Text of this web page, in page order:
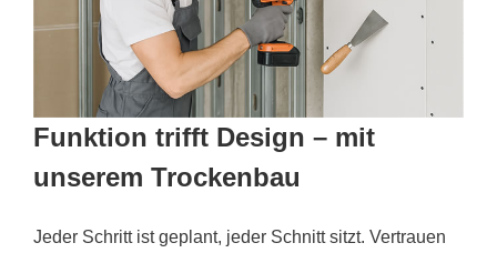
Funktion trifft Design – mit
unserem Trockenbau
Jeder Schritt ist geplant, jeder Schnitt sitzt. Vertrauen